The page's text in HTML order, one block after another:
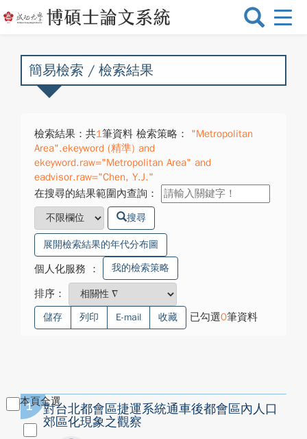
選
換
簡易檢索 / 檢索結果
檢索結果：共1筆資料 檢索策略：
"Metropolitan
Area".ekeyword (精準) and
ekeyword.raw="Metropolitan Area" and
eadvisor.raw="Chen, Y.J."
在搜尋的結果範圍內查詢：
搜尋
展開檢索結果的年代分布圖
個人化服務 ： 我的檢索策略
排序：
儲存 列印 E-mail 收藏 已勾選0筆資料
本頁全選
1
對台北都會區捷運系統通車後都會區內人口
郊區化現象之觀察